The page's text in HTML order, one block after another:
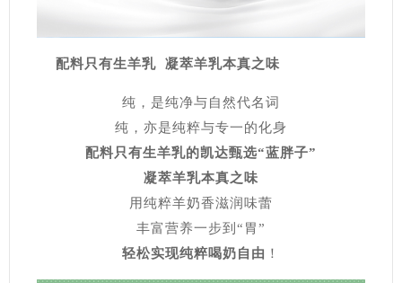
配料只有生羊乳 凝萃羊乳本真之味
纯，是纯净与自然代名词
纯，亦是纯粹与专一的化身
配料只有生羊乳的凯达甄选“蓝胖子”
凝萃羊乳本真之味
用纯粹羊奶香滋润味蕾
丰富营养一步到“胃”
轻松实现纯粹喝奶自 由 ！